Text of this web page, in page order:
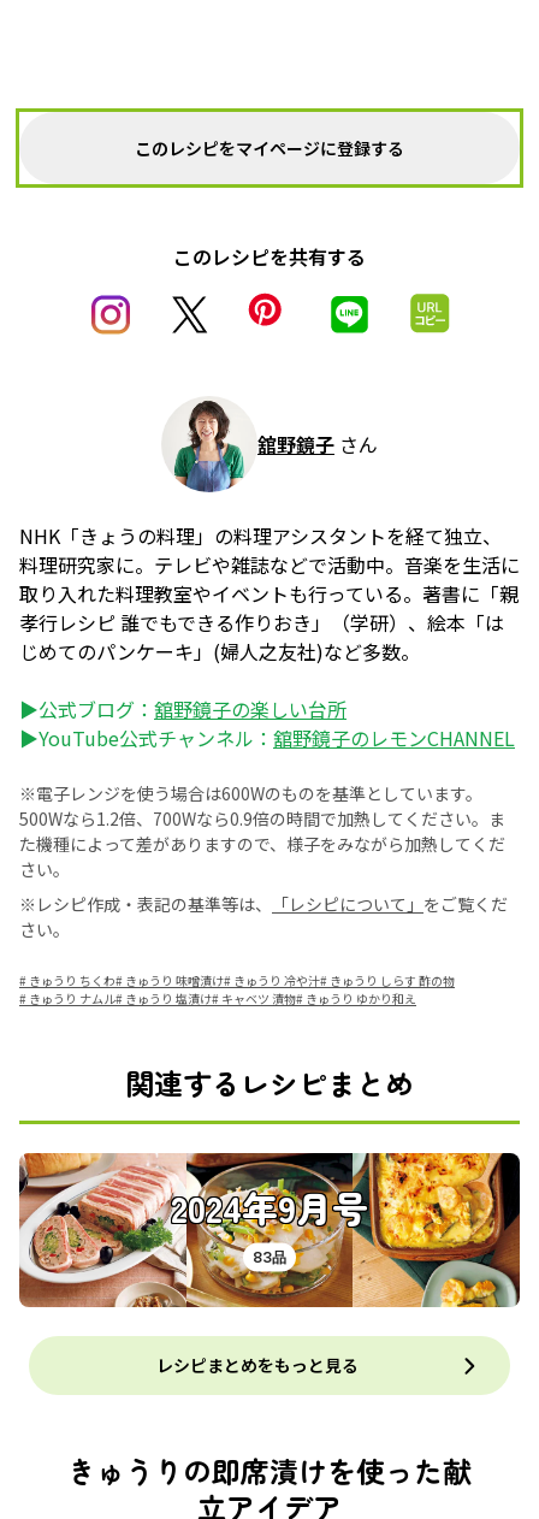
このレシピをマイページに登録する
このレシピを共有する
舘野鏡子 さん
NHK「きょうの料理」の料理アシスタントを経て独立、
料理研究家に。テレビや雑誌などで活動中。音楽を生活に
取り入れた料理教室やイベントも行っている。著書に「親
孝行レシピ 誰でもできる作りおき」（学研）、絵本「は
じめてのパンケーキ」(婦人之友社)など多数。
▶公式ブログ： 舘野鏡子の楽しい台所
▶YouTube公式チャンネル： 舘野鏡子のレモンCHANNEL
※電子レンジを使う場合は600Wのものを基準としています。
500Wなら1.2倍、700Wなら0.9倍の時間で加熱してください。ま
た機種によって差がありますので、様子をみながら加熱してくだ
さい。
※レシピ作成・表記の基準等は、
「レシピについて」 をご覧くだ
さい。
# きゅうり ちくわ# きゅうり 味噌漬け# きゅうり 冷や汁# きゅうり しらす 酢の物
# きゅうり ナムル# きゅうり 塩漬け# キャベツ 漬物# きゅうり ゆかり和え
関連するレシピまとめ
2024年9月号
83品
レシピまとめをもっと見る
きゅうりの即席漬けを使った献
立アイデア